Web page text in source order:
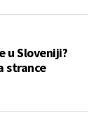
u Sloveniji?
strance